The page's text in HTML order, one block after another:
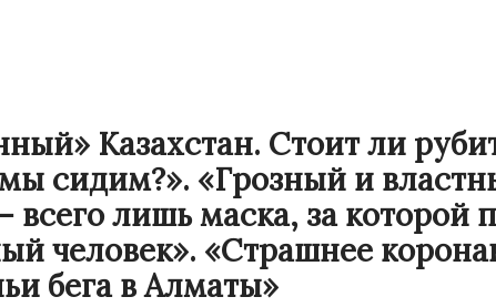
Казахстан. Стоит ли
сидим?». «Грозный и
всего лишь маска, за которой
человек». «Страшнее
бега в Алматы»